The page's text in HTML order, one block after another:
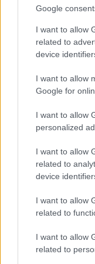
Google
I want to allow
related to
device
I want to allow
Google for
I want to allow
personalized
I want to allow
related to
device
I want to allow
related to
I want to allow
related to
norāda, ka
par viņas
neizpratni, jo,
nav
pieredze dejas
Klusēt kļuva
Līdzīgu
Sandra (vārds
Viņai vissāpīgāk
darba attiecības.
Mākslu skolā,